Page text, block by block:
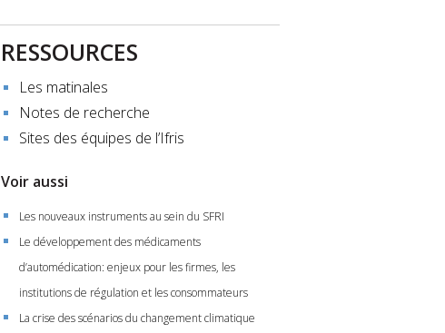
RESSOURCES
Les matinales
Notes de recherche
Sites des équipes de l’Ifris
Voir aussi
Les nouveaux instruments au sein du SFRI
Le développement des médicaments
d’automédication: enjeux pour les firmes, les
institutions de régulation et les consommateurs
La crise des scénarios du changement climatique